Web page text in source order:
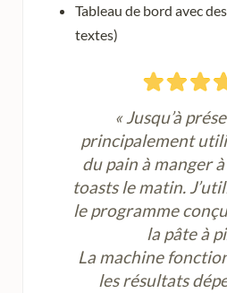
Tableau de bord avec
textes)
Jusqu’à
principalement
du pain à manger
toasts le matin.
le programme
la pâte à
La machine
les résultats